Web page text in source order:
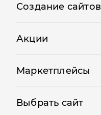
Создание сайтов
Акции
Маркетплейсы
Выбрать сайт